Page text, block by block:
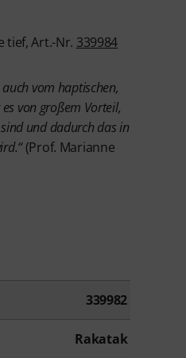
tief, Art.-Nr. 339984
vom haptischen,
von großem Vorteil,
und dadurch das in
(Prof. Marianne
339982
Rakatak